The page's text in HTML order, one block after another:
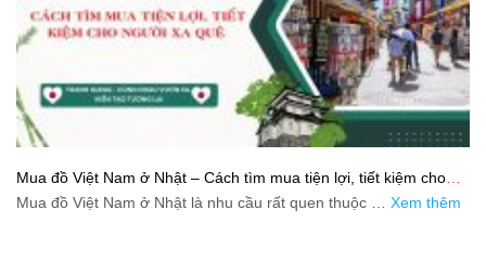
Mua đồ Việt Nam ở Nhật – Cách tìm mua tiện lợi, tiết kiệm cho
người xa quê
Mua đồ Việt Nam ở Nhật là nhu cầu rất quen thuộc … Xem thêm